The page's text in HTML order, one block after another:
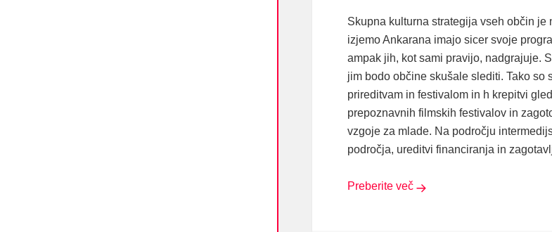
Skupna kulturna strategija vseh občin
izjemo Ankarana imajo sicer svoje
ampak jih, kot sami pravijo, nadgrajuje.
jim bodo občine skušale slediti. Tako
prireditvam in festivalom in h krepitvi
prepoznavnih filmskih festivalov in
vzgoje za mlade. Na področju
področja, ureditvi financiranja in
Preberite več